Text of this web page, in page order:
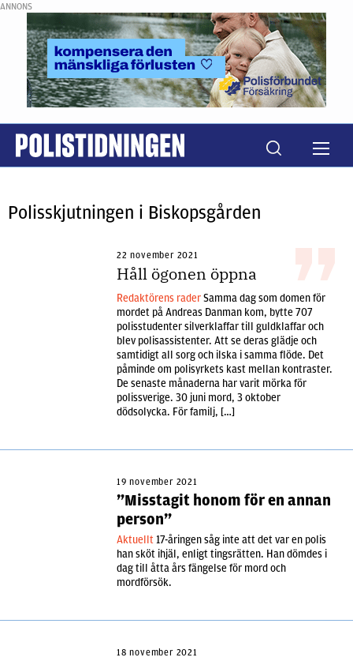
ANNONS
Polisskjutningen i Biskopsgården
22 november 2021
Håll ögonen öppna
Redaktörens rader Samma dag som domen för
mordet på Andreas Danman kom, bytte 707
polisstudenter silverklaffar till guldklaffar och
blev polisassistenter. Att se deras glädje och
samtidigt all sorg och ilska i samma flöde. Det
påminde om polisyrkets kast mellan kontraster.
De senaste månaderna har varit mörka för
polissverige. 30 juni mord, 3 oktober
dödsolycka. För familj, […]
19 november 2021
”Misstagit honom för en annan
person”
Aktuellt 17-åringen såg inte att det var en polis
han sköt ihjäl, enligt tingsrätten. Han dömdes i
dag till åtta års fängelse för mord och
mordförsök.
18 november 2021